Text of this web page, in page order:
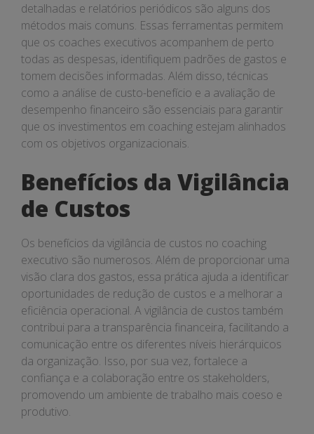
detalhadas e relatórios periódicos são alguns dos
métodos mais comuns. Essas ferramentas permitem
que os coaches executivos acompanhem de perto
todas as despesas, identifiquem padrões de gastos e
tomem decisões informadas. Além disso, técnicas
como a análise de custo-benefício e a avaliação de
desempenho financeiro são essenciais para garantir
que os investimentos em coaching estejam alinhados
com os objetivos organizacionais.
Benefícios da Vigilância
de Custos
Os benefícios da vigilância de custos no coaching
executivo são numerosos. Além de proporcionar uma
visão clara dos gastos, essa prática ajuda a identificar
oportunidades de redução de custos e a melhorar a
eficiência operacional. A vigilância de custos também
contribui para a transparência financeira, facilitando a
comunicação entre os diferentes níveis hierárquicos
da organização. Isso, por sua vez, fortalece a
confiança e a colaboração entre os stakeholders,
promovendo um ambiente de trabalho mais coeso e
produtivo.